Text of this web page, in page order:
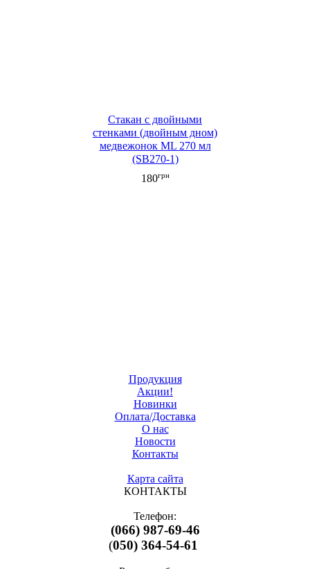
Стакан c двойными
стенками (двойным дном)
медвежонок ML 270 мл
(SB270-1)
180грн
Продукция
Акции!
Новинки
Оплата/Доставка
О нас
Новости
Контакты
Карта сайта
КОНТАКТЫ
Телефон:
(066) 987-69-46
(050) 364-54-61